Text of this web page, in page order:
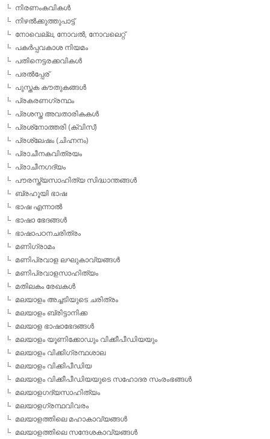
നിരണംകവികള്‍
നിഴല്‍ക്കുത്തുപാട്ട്
നോവെല്ല, നോവല്‍, നോവലെറ്റ്
പകര്‍പ്പവകാശ നിയമം
പതിനെട്ടരക്കവികള്‍
പരല്‍പ്പേര്
പുസ്തക കൗതുകങ്ങള്‍
പ്രകരണഗ്രന്ഥം
പ്രശസ്ത അവതാരികകള്‍
പ്രശ്‌നോത്തരി (ക്വിസ്)
പ്രശ്ലേഷം (ചിഹ്നനം)
പ്രാചീനകവിത്രയം
പ്രാചീനഗദ്യം
പൗരസ്ത്യസാഹിത്യ സിദ്ധാന്തങ്ങള്‍
ബ്രഹൂയി ഭാഷ
ഭാഷ എന്നാല്‍
ഭാഷാ ഭേദങ്ങള്‍
ഭാഷാപഠനചരിത്രം
മണിഗ്രാമം
മണിപ്രവാള ലഘുകാവ്യങ്ങള്‍
മണിപ്രവാളസാഹിത്യം
മതിലകം രേഖകള്‍
മലയാളം അച്ചടിയുടെ ചരിത്രം
മലയാളം ബ്രിട്ടാനിക്ക
മലയാള ഭാഷാഭേദങ്ങള്‍
മലയാളം യൂണിക്കോഡും വിക്കീപീഡിയയും
മലയാളം വിക്കിഗ്രന്ഥശാല
മലയാളം വിക്കിപീഡിയ
മലയാളം വിക്കീപീഡിയയുടെ സഹോദര സംരംഭങ്ങള്‍
മലയാളഗദ്യസാഹിത്യം
മലയാളഗ്രന്ഥവിവരം
മലയാളത്തിലെ മഹാകാവ്യങ്ങള്‍
മലയാളത്തിലെ സന്ദേശകാവ്യങ്ങള്‍